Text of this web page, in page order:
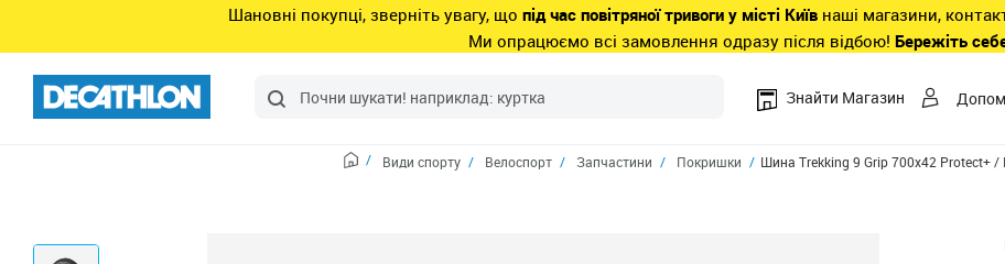
Шановні покупці, зверніть увагу, що під час повітряної тривоги у місті Київ наші магазини,
Ми опрацюємо всі замовлення одразу після відбою! Бережіть
Знайти Магазин
Види спорту Велоспорт Запчастини Покришки Шина Trekking 9 Grip 700x42 Protect+ /